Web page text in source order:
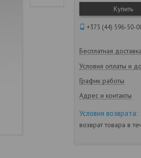
Купить
+375 (44) 596-50-
Бесплатная
Условия оплаты и
График работы
Адрес и контакты
возврат товара в